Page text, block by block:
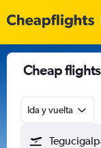
Cheap
Ida y vuelta